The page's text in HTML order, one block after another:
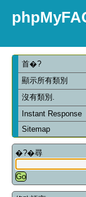
首�?
顯示所有類別
沒有類別.
Instant Response
Sitemap
�?�尋